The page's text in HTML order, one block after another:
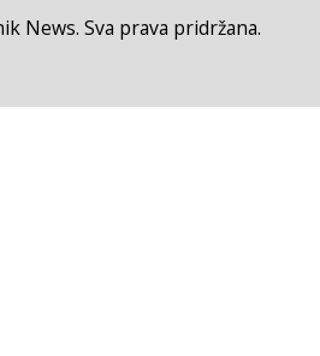
News. Sva prava pridržana.